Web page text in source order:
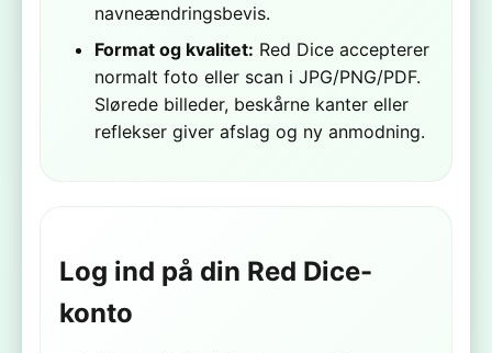
navneændringsbevis.
Format og kvalitet: Red Dice accepterer
normalt foto eller scan i JPG/PNG/PDF.
Slørede billeder, beskårne kanter eller
reflekser giver afslag og ny anmodning.
Log ind på din Red Dice-
konto